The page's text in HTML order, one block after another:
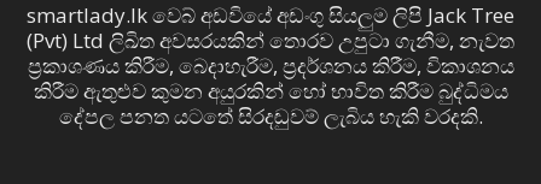
smartlady.lk වෙබ් අඩවියේ අඩංගු සියලුම ලිපි Jack Tree
(Pvt) Ltd ලිඛිත අවසරයකින් තොරව උපුටා ගැනීම, නැවත
ප්‍රකාශණය කිරීම, බෙදාහැරීම, ප්‍රදර්ශනය කිරීම, විකාශනය
කිරීම ඇතුළුව කුමන අයුරකින් හෝ භාවිත කිරීම බුද්ධිමය
දේපල පනත යටතේ සිරදඬුවම් ලැබිය හැකි වරදකි.